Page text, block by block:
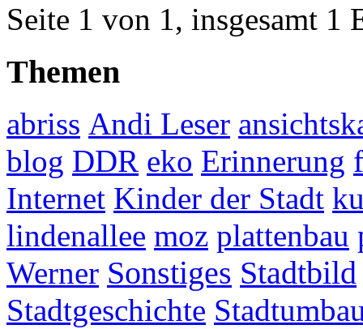
Seite 1 von 1, insgesamt 1
Themen
abriss Andi Leser
blog DDR eko Erinnerung
Internet Kinder der Stadt
lindenallee moz plattenbau
Werner Sonstiges Stadtbild
Stadtgeschichte